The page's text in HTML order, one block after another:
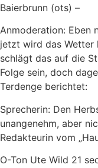
Baierbrunn (ots) –
Anmoderation: Eben
jetzt wird das Wetter
schlägt das auf die
Folge sein, doch
Terdenge berichtet:
Sprecherin: Den
unangenehm, aber
Redakteurin vom
O-Ton Ute Wild 21